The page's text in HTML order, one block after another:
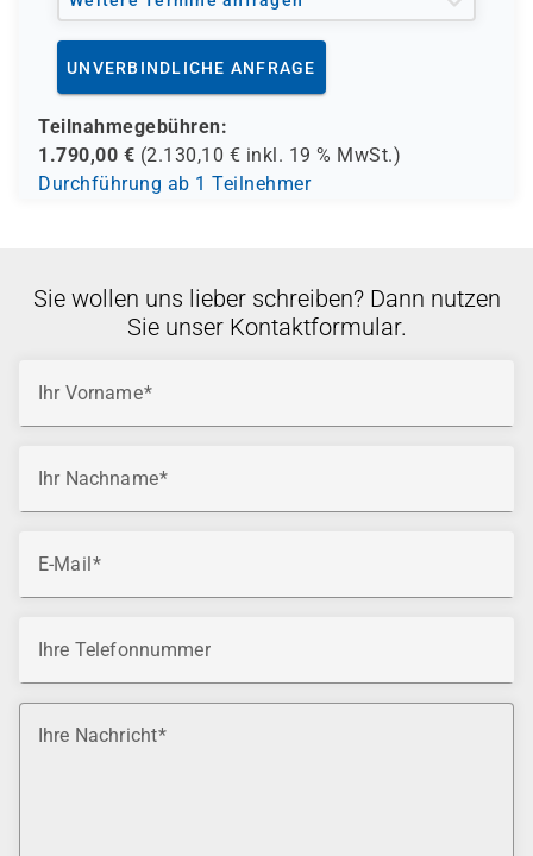
UNVERBINDLICHE ANFRAGE
Teilnahmegebühren:
1.790,00 € (2.130,10 € inkl. 19 % MwSt.)
Durchführung ab 1 Teilnehmer
Sie wollen uns lieber schreiben? Dann nutzen
Sie unser Kontaktformular.
Ihr Vorname
Ihr Nachname
E-Mail
Ihre Telefonnummer
Ihre Nachricht